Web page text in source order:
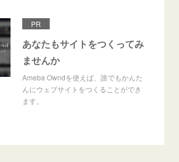
PR
あなたもサイトをつくってみ
ませんか
Ameba Owndを使えば、誰でもかんた
んにウェブサイトをつくることができ
ます。